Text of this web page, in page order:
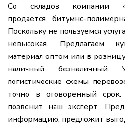
Со складов компании
продается битумно-
Поскольку не пользуемся
невысокая. Предлагаем
материал оптом или в
наличный,
логистические схемы
точно в оговоренный
позвонит наш эксперт.
информацию, предложит